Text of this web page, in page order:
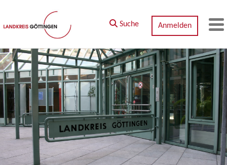
Zum Hauptinhalt springen
Suche Anmelden